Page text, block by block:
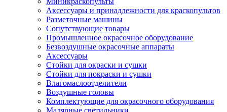
Аксессуары и принадлежности для краскопультов
Разметочные машины
Сопутствующие товары
Промышленное окрасочное оборудование
Безвоздушные окрасочные аппараты
Аксессуары
Стойки для окраски и сушки
Стойки для покраски и сушки
Влагомаслоотделители
Воздушные головы
Комплектующие для окрасочного оборудования
Малярные светильники